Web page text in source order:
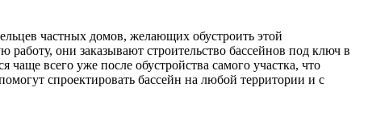
частных домов, желающих обустроить этой
они заказывают строительство бассейнов под ключ в
всего уже после обустройства самого участка, что
спроектировать бассейн на любой территории и с